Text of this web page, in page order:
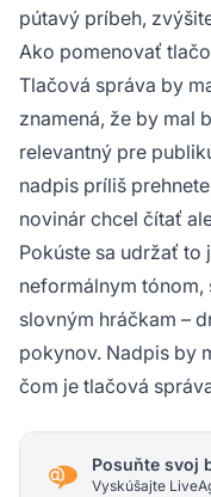
pútavý príbeh,
Ako pomenovať
Tlačová správa by
znamená, že by mal
relevantný pre
nadpis príliš
novinár chcel čítať
Pokúste sa udržať to
neformálnym
slovným hráčkam –
pokynov. Nadpis by
čom je tlačová
Posuňte svoj
Vyskúšajte